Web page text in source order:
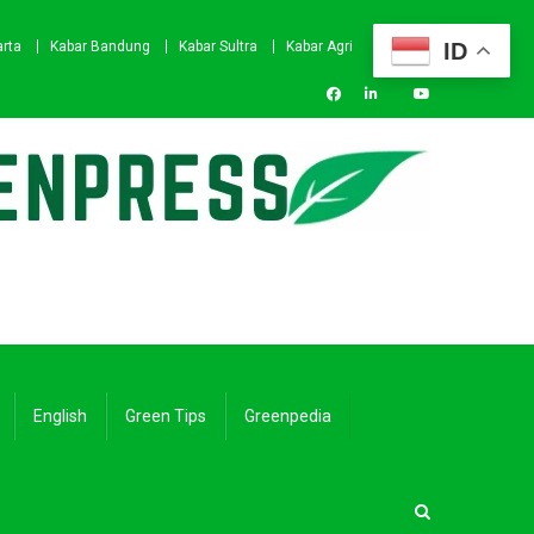
Kabar Bandung Kabar Sultra Kabar Agri
English Green Tips Greenpedia
ID